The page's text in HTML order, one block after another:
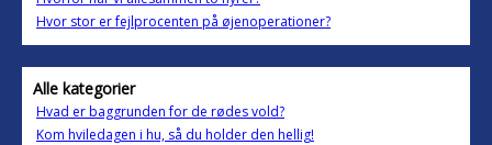
Hvor stor er fejlprocenten på øjenoperationer?
Alle kategorier
Hvad er baggrunden for de rødes vold?
Kom hviledagen i hu, så du holder den hellig!